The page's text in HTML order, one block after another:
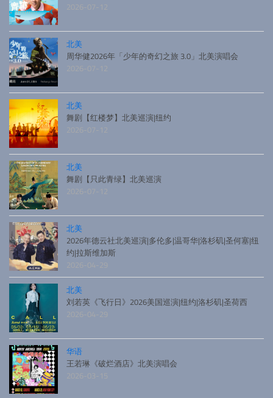
2026-07-12
北美
周华健2026年「少年的奇幻之旅 3.0」北美演唱会
2026-07-12
北美
舞剧【红楼梦】北美巡演|纽约
2026-07-12
北美
舞剧【只此青绿】北美巡演
2026-07-12
北美
2026年德云社北美巡演|多伦多|温哥华|洛杉矶|圣何塞|纽
约|拉斯维加斯
2026-04-29
北美
刘若英《飞行日》2026美国巡演|纽约|洛杉矶|圣荷西
2026-04-29
华语
王若琳《破烂酒店》北美演唱会
2026-03-15